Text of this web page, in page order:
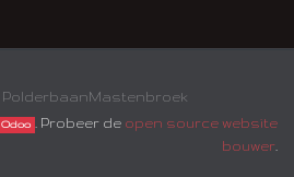
PolderbaanMastenbroek
Odoo . Probeer de open source website
bouwer